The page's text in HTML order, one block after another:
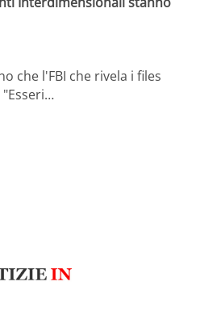
che l'FBI che rivela i files